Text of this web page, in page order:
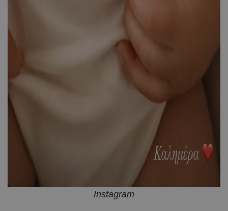
Instagram